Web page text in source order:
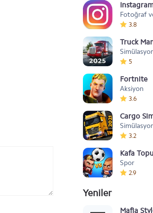
Fotoğraf
3.8
Truck
5
Fortnite
Aksiyon
3.6
Cargo
3.2
Kafa
Spor
2.9
Yeniler
Mafia